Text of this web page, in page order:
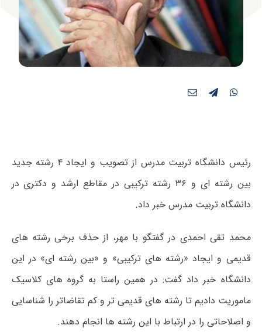
رئیس دانشگاه تربیت مدرس از تصویب و ایجاد ۴ رشته جدید
بین رشته ای و ۳۶ رشته ترکیبی در مقاطع ارشد و دکتری در
دانشگاه تربیت مدرس خبر داد.
محمد تقی احمدی در گفتگو با مهر، از حذف برخی رشته های
قدیمی و ایجاد «رشته های ترکیبی» و «بین رشته ای» در این
دانشگاه خبر داد گفت: در همین راستا به گروه های کلاسیک
ماموریت دادیم تا رشته های قدیمی تر و کم تقاضاتر را شناسایی
و اصلاحاتی را در ارتباط با این رشته ها انجام دهند.